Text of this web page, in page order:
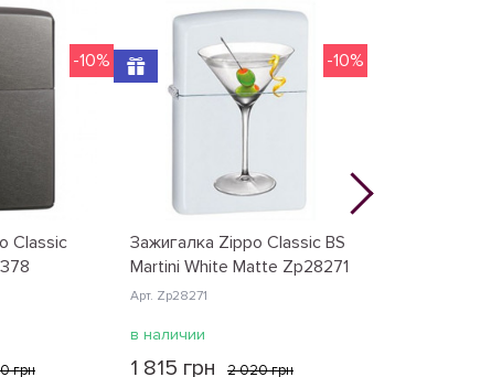
Classic
-10%
грн
Зажигалка Zippo Classic BS
Martini White Matte Zp28271
Арт. Zp28271
-10%
в наличии
1 815 грн 2 020 грн